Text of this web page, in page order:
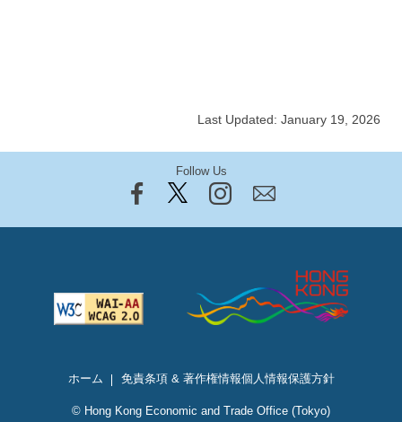
Last Updated: January 19, 2026
Follow Us
ホーム 免責条項 & 著作権情報個人情報保護方針
© Hong Kong Economic and Trade Office (Tokyo)